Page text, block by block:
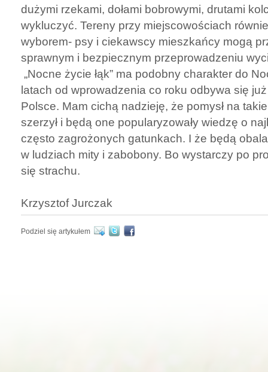
dużymi rzekami, dołami bobrowymi, drutami
wykluczyć. Tereny przy miejscowościach
wyborem- psy i ciekawscy mieszkańcy mogą
sprawnym i bezpiecznym przeprowadzeniu
„Nocne życie łąk” ma podobny charakter do
latach od wprowadzenia co roku odbywa się
Polsce. Mam cichą nadzieję, że pomysł na
szerzył i będą one popularyzowały wiedzę o
często zagrożonych gatunkach. I że będą
w ludziach mity i zabobony. Bo wystarczy po
się strachu.
Krzysztof Jurczak
Podziel się artykułem